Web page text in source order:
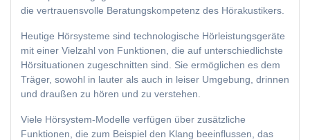
die vertrauensvolle Beratungskompetenz des Hörakustikers.
Heutige Hörsysteme sind technologische Hörleistungsgeräte
mit einer Vielzahl von Funktionen, die auf unterschiedlichste
Hörsituationen zugeschnitten sind. Sie ermöglichen es dem
Träger, sowohl in lauter als auch in leiser Umgebung, drinnen
und draußen zu hören und zu verstehen.
Viele Hörsystem-Modelle verfügen über zusätzliche
Funktionen, die zum Beispiel den Klang beeinflussen, das